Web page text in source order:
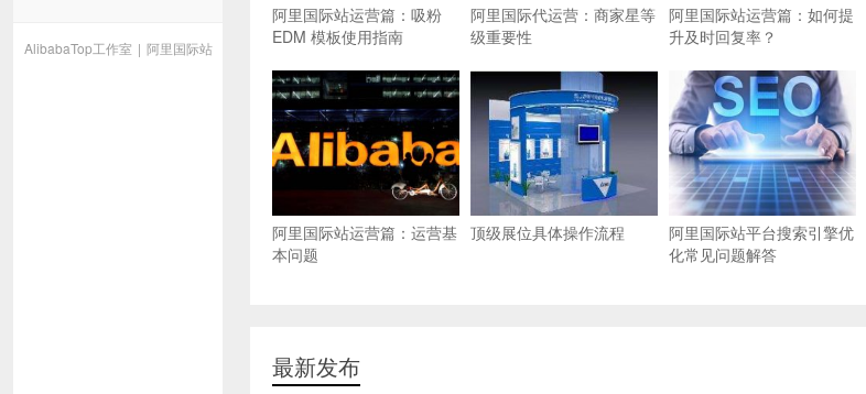
AlibabaTop工作室 | 阿里国际站
阿里国际站运营篇：吸粉
EDM 模板使用指南
阿里国际代运营：商家星等
级重要性
阿里国际站运营篇：如何提
升及时回复率？
阿里国际站运营篇：运营基
本问题
顶级展位具体操作流程
阿里国际站平台搜索引擎优
化常见问题解答
最新发布